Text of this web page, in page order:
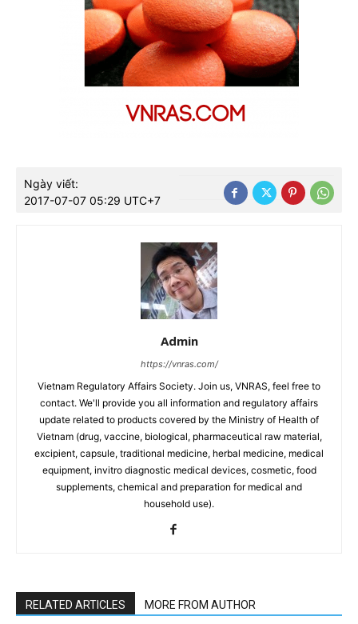
Ngày viết:
2017-07-07 05:29 UTC+7
Admin
https://vnras.com/
Vietnam Regulatory Affairs Society. Join us, VNRAS, feel free to
contact. We'll provide you all information and regulatory affairs
update related to products covered by the Ministry of Health of
Vietnam (drug, vaccine, biological, pharmaceutical raw material,
excipient, capsule, traditional medicine, herbal medicine, medical
equipment, invitro diagnostic medical devices, cosmetic, food
supplements, chemical and preparation for medical and
household use).
RELATED ARTICLES MORE FROM AUTHOR